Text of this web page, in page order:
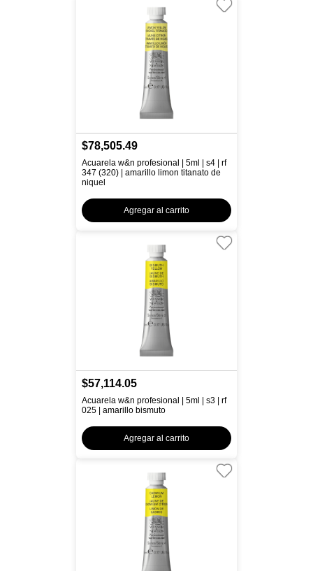
$78,505.49
Acuarela w&n profesional | 5ml | s4 | rf
347 (320) | amarillo limon titanato de
niquel
Agregar al carrito
$57,114.05
Acuarela w&n profesional | 5ml | s3 | rf
025 | amarillo bismuto
Agregar al carrito